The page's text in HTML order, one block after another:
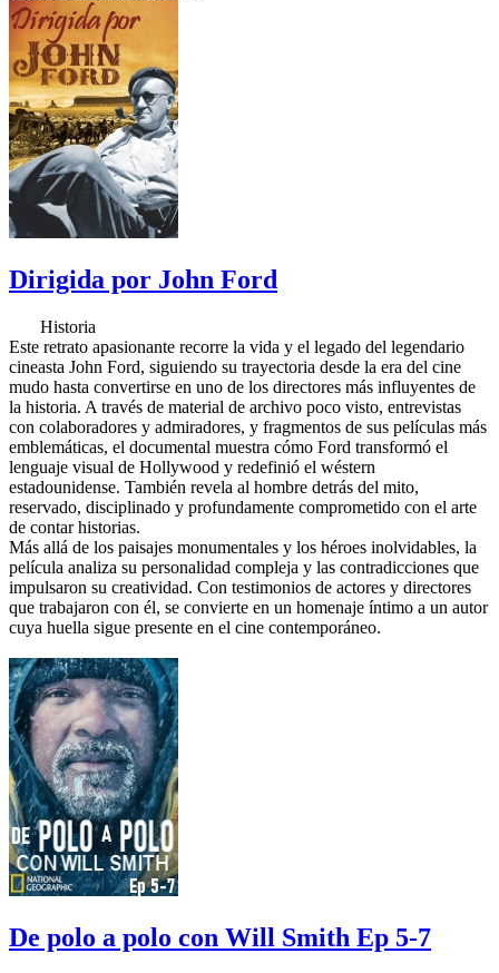
Dirigida por John Ford
Historia
Este retrato apasionante recorre la vida y el legado del legendario
cineasta John Ford, siguiendo su trayectoria desde la era del cine
mudo hasta convertirse en uno de los directores más influyentes de
la historia. A través de material de archivo poco visto, entrevistas
con colaboradores y admiradores, y fragmentos de sus películas más
emblemáticas, el documental muestra cómo Ford transformó el
lenguaje visual de Hollywood y redefinió el wéstern
estadounidense. También revela al hombre detrás del mito,
reservado, disciplinado y profundamente comprometido con el arte
de contar historias.
Más allá de los paisajes monumentales y los héroes inolvidables, la
película analiza su personalidad compleja y las contradicciones que
impulsaron su creatividad. Con testimonios de actores y directores
que trabajaron con él, se convierte en un homenaje íntimo a un autor
cuya huella sigue presente en el cine contemporáneo.
De polo a polo con Will Smith Ep 5-7